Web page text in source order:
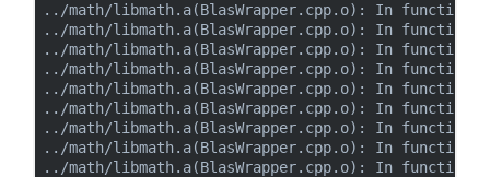
../math/libmath.a(BlasWrapper.cpp.o): In
../math/libmath.a(BlasWrapper.cpp.o): In
../math/libmath.a(BlasWrapper.cpp.o): In
../math/libmath.a(BlasWrapper.cpp.o): In
../math/libmath.a(BlasWrapper.cpp.o): In
../math/libmath.a(BlasWrapper.cpp.o): In function
../math/libmath.a(BlasWrapper.cpp.o): In function
../math/libmath.a(BlasWrapper.cpp.o): In function
../math/libmath.a(BlasWrapper.cpp.o): In function